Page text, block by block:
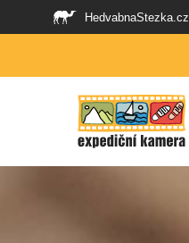
HedvabnaStezka.cz